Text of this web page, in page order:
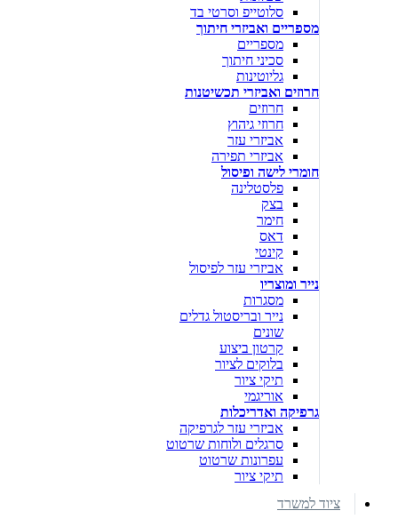
סלוטייפ וסרטי בד
מספריים ואביזרי חיתוך
מספריים
סכיני חיתוך
גליוטינות
חרוזים ואביזרי תכשיטנות
חרוזים
חרוזי גיהוץ
אביזרי עזר
אביזרי תפירה
חומרי לישה ופיסול
פלסטלינה
בצק
חימר
דאס
קינטי
אביזרי עזר לפיסול
נייר ומוצריו
מסגרות
נייר ובריסטול גדלים
שונים
קרטון ביצוע
בלוקים לציור
תיקי ציור
אוריגמי
גרפיקה ואדריכלות
אביזרי עזר לגרפיקה
סרגלים ולוחות שרטוט
עפרונות שרטוט
תיקי ציור
ציוד למשרד